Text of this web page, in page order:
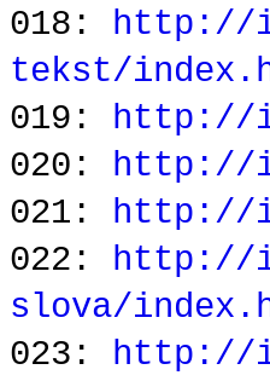
018: http://
tekst/
019: http://
020: http://
021: http://
022: http://
slova/
023: http://